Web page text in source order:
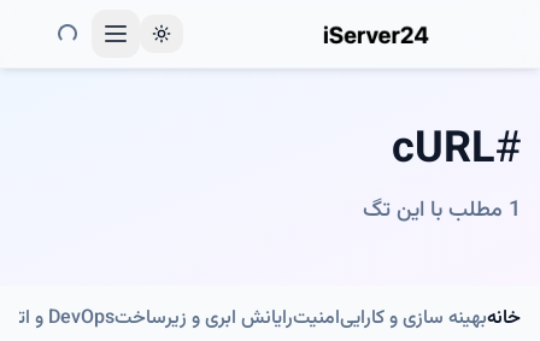
Toggle theme
#
cURL
1 مطلب با این تگ
خانهبهینه سازی و کاراییامنیترایانش ابری و زیرساختDevOps و اتوماسیون